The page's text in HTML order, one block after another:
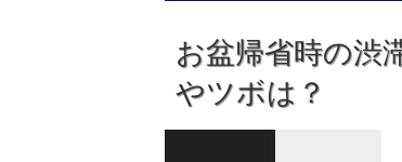
お盆帰省時の渋
やツボは？